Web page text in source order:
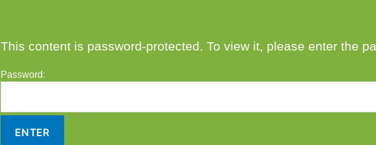
This content is password-protected. To view it, please enter the
Password: